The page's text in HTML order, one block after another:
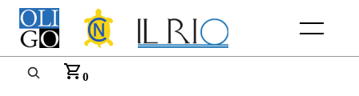
Menu
0